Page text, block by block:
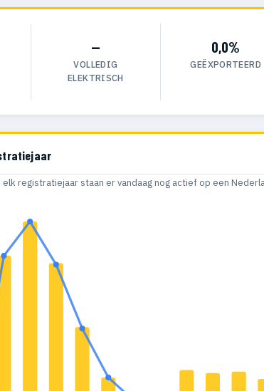
—
VOLLEDIG
ELEKTRISCH
0,0%
GEËXPORTEERD
registratiejaar staan er vandaag nog actief op een